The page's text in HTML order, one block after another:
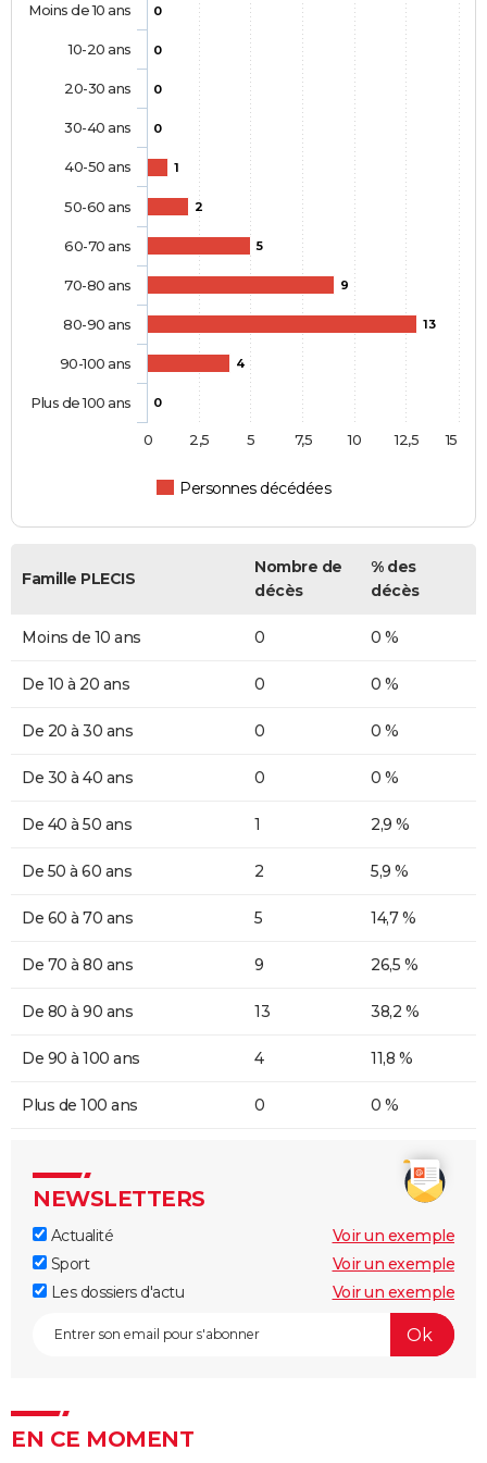
0
0
0
0
1
2
5
9
13
4
0
Personnes décédées
Moins de 10 ans
10-20 ans
20-30 ans
30-40 ans
40-50 ans
50-60 ans
60-70 ans
70-80 ans
80-90 ans
90-100 ans
Plus de 100 ans
0 2,5 5 7,5 10 12,5 15
Famille PLECIS
Nombre de
décès
% des
décès
Moins de 10 ans 0 0 %
De 10 à 20 ans 0 0 %
De 20 à 30 ans 0 0 %
De 30 à 40 ans 0 0 %
De 40 à 50 ans 1 2,9 %
De 50 à 60 ans 2 5,9 %
De 60 à 70 ans 5 14,7 %
De 70 à 80 ans 9 26,5 %
De 80 à 90 ans 13 38,2 %
De 90 à 100 ans 4 11,8 %
Plus de 100 ans 0 0 %
NEWSLETTERS
Actualité
Voir un exemple
Sport
Voir un exemple
Les dossiers d'actu
Voir un exemple
EN CE MOMENT